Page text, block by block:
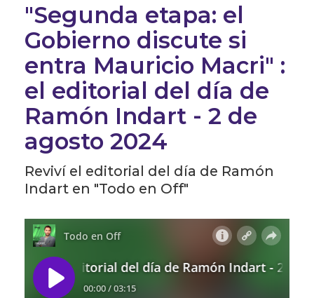
"Segunda etapa: el
Gobierno discute si
entra Mauricio Macri" :
el editorial del día de
Ramón Indart - 2 de
agosto 2024
Reviví el editorial del día de Ramón
Indart en "Todo en Off"